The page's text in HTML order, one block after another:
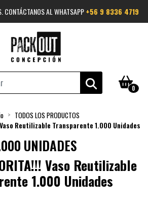
CONTÁCTANOS AL WHATSAPP+56 9 8336 4719
0
TODOS LOS PRODUCTOS
Vaso Reutilizable Transparente 1.000 Unidades
UNIDADES
Vaso Reutilizable
1.000 Unidades